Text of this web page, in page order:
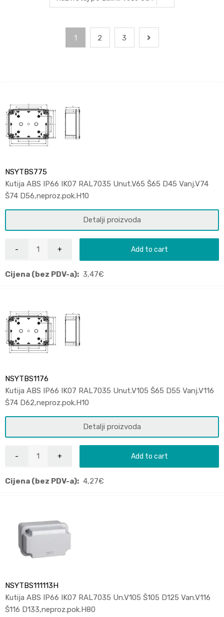
1 2 3
NSYTBS775
Kutija ABS IP66 IK07 RAL7035 Unut.V65 Š65 D45 Vanj.V74
Š74 D56,neproz.pok.H10
Detalji proizvoda
Add to cart
Cijena (bez PDV-a): 3,47€
NSYTBS1176
Kutija ABS IP66 IK07 RAL7035 Unut.V105 Š65 D55 Vanj.V116
Š74 D62,neproz.pok.H10
Detalji proizvoda
Add to cart
Cijena (bez PDV-a): 4,27€
NSYTBS111113H
Kutija ABS IP66 IK07 RAL7035 Un.V105 Š105 D125 Van.V116
Š116 D133,neproz.pok.H80